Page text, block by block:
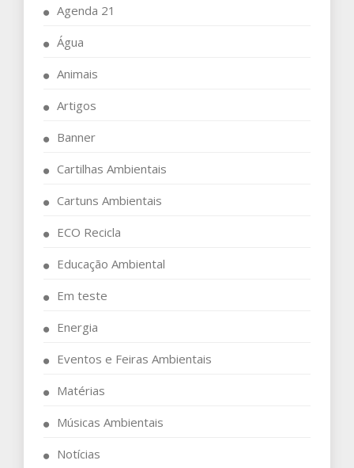
Agenda 21
Água
Animais
Artigos
Banner
Cartilhas Ambientais
Cartuns Ambientais
ECO Recicla
Educação Ambiental
Em teste
Energia
Eventos e Feiras Ambientais
Matérias
Músicas Ambientais
Notícias